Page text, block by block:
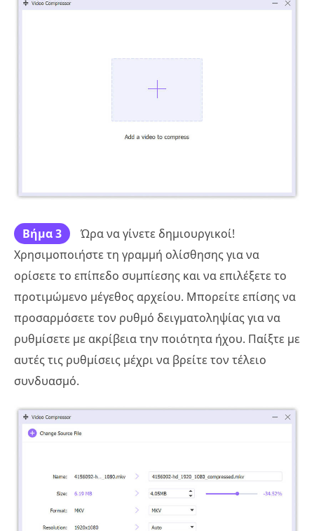
Βήμα 3
Ώρα να γίνετε δημιουργικοί!
Χρησιμοποιήστε τη γραμμή ολίσθησης για να
ορίσετε το επίπεδο συμπίεσης και να επιλέξετε το
προτιμώμενο μέγεθος αρχείου. Μπορείτε επίσης να
προσαρμόσετε τον ρυθμό δειγματοληψίας για να
ρυθμίσετε με ακρίβεια την ποιότητα ήχου. Παίξτε με
αυτές τις ρυθμίσεις μέχρι να βρείτε τον τέλειο
συνδυασμό.